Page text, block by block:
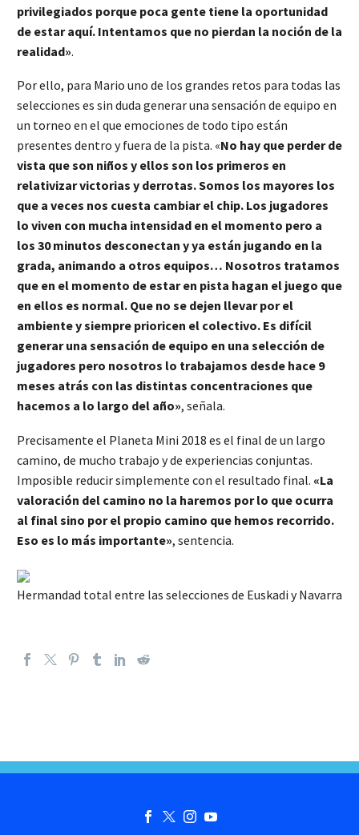
privilegiados porque poca gente tiene la oportunidad
de estar aquí. Intentamos que no pierdan la noción de la
realidad».
Por ello, para Mario uno de los grandes retos para todas las
selecciones es sin duda generar una sensación de equipo en
un torneo en el que emociones de todo tipo están
presentes dentro y fuera de la pista. «No hay que perder de
vista que son niños y ellos son los primeros en
relativizar victorias y derrotas. Somos los mayores los
que a veces nos cuesta cambiar el chip. Los jugadores
lo viven con mucha intensidad en el momento pero a
los 30 minutos desconectan y ya están jugando en la
grada, animando a otros equipos… Nosotros tratamos
que en el momento de estar en pista hagan el juego que
en ellos es normal. Que no se dejen llevar por el
ambiente y siempre prioricen el colectivo. Es difícil
generar una sensación de equipo en una selección de
jugadores pero nosotros lo trabajamos desde hace 9
meses atrás con las distintas concentraciones que
hacemos a lo largo del año», señala.
Precisamente el Planeta Mini 2018 es el final de un largo
camino, de mucho trabajo y de experiencias conjuntas.
Imposible reducir simplemente con el resultado final. «La
valoración del camino no la haremos por lo que ocurra
al final sino por el propio camino que hemos recorrido.
Eso es lo más importante», sentencia.
Hermandad total entre las selecciones de Euskadi y Navarra